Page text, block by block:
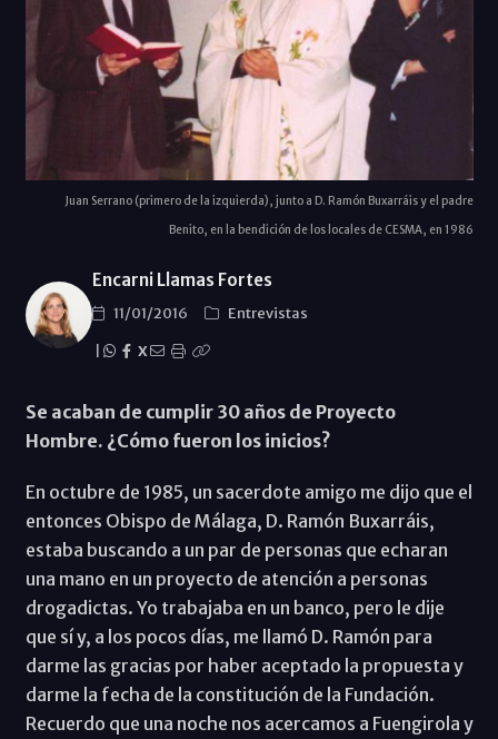
Juan Serrano (primero de la izquierda), junto a D. Ramón Buxarráis y el padre
Benito, en la bendición de los locales de CESMA, en 1986
Encarni Llamas Fortes
11/01/2016
Entrevistas
X
Se acaban de cumplir 30 años de Proyecto
Hombre. ¿Cómo fueron los inicios?
En octubre de 1985, un sacerdote amigo me dijo que el
entonces Obispo de Málaga, D. Ramón Buxarráis,
estaba buscando a un par de personas que echaran
una mano en un proyecto de atención a personas
drogadictas. Yo trabajaba en un banco, pero le dije
que sí y, a los pocos días, me llamó D. Ramón para
darme las gracias por haber aceptado la propuesta y
darme la fecha de la constitución de la Fundación.
Recuerdo que una noche nos acercamos a Fuengirola y